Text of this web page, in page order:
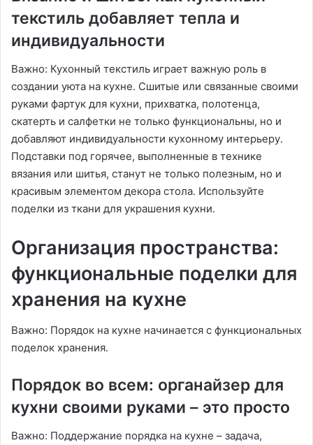
текстиль добавляет тепла и
индивидуальности
Важно: Кухонный текстиль играет важную роль в
создании уюта на кухне․ Сшитые или связанные своими
руками фартук для кухни, прихватка, полотенца,
скатерть и салфетки не только функциональны, но и
добавляют индивидуальности кухонному интерьеру․
Подставки под горячее, выполненные в технике
вязания или шитья, станут не только полезным, но и
красивым элементом декора стола․ Используйте
поделки из ткани для украшения кухни․
Организация пространства:
функциональные поделки для
хранения на кухне
Важно: Порядок на кухне начинается с функциональных
поделок хранения․
Порядок во всем: органайзер для
кухни своими руками – это просто
Важно: Поддержание порядка на кухне – задача,